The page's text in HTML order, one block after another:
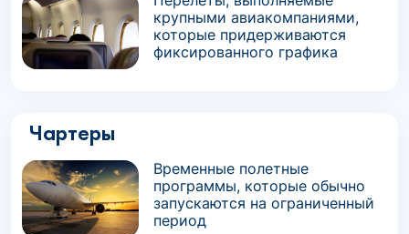
крупными авиакомпаниями,
которые придерживаются
фиксированного графика
Чартеры
Временные полетные
программы, которые обычно
запускаются на ограниченный
период